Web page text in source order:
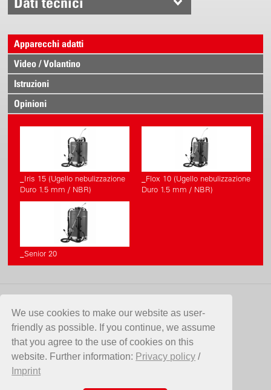
We use cookies to make our website as user-
friendly as possible. If you continue, we assume
that you agree to the use of cookies on this
website. Further information: Privacy policy /
Imprint
Apparecchi adatti
Video / Volantino
Istruzioni
Opinioni
_Iris 15 (Ugello nebulizzazione
Duro 1.5 mm / NBR)
_Flox 10 (Ugello nebulizzazione
Duro 1.5 mm / NBR)
_Senior 20
CONTATTO
Birchmeier Sprühtechnik AG
Im Stetterfeld 1
5608 Stetten
SVIZZERA